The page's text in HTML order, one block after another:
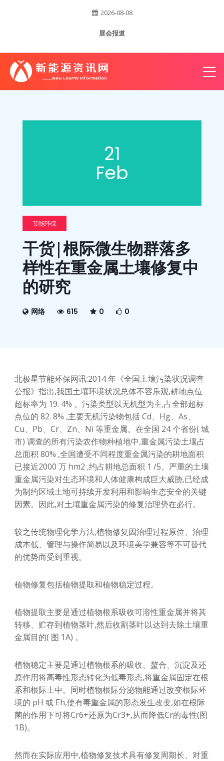
2026-08-08
展会报道
21
Feb
节能环保
干货|根际微生物群落多
样性在重金属土壤修复中
的研究
网络 615 0 0
北极星节能环保网讯:2014 年《全国土壤污染状况调查
公报》指出,我国土壤环境状况总体不容乐观,耕地点位
超标率为 19. 4% 。污染类型以无机型为主,占全部超标
点位的 82. 8% ,主要无机污染物包括 Cd、Hg、As、
Cu、Pb、Cr、Zn、Ni 等重金属。在全国 24 个省份( 城
市) 调查的所有污染农作物种植地中,重金属污染土壤占
总面积 80% ,全国遭受不同程度重金属污染的耕地面积
已接近2000 万 hm2 ,约占耕地总面积 1 /5。严重的土壤
重金属污染对生态环境和人体健康构成巨大威胁,已经成
为制约区域土地可持续开发利用和影响生态安全的关键
因素。因此,对土壤重金属污染的修复治理势在必行。
较之传统物理化学方法,植物修复因治理过程原位、治理
成本低、管理与操作简易以及环境美学兼容等不可替代
的优势而受到重视。
植物修复包括植物提取和植物稳定过程。
植物提取主要是通过植物根系吸收可溶性重金属并将其
转移、贮存到植物茎叶,然后收割茎叶以达到去除土壤重
金属目的( 图 1A) 。
植物稳定主要是通过植物根系的吸收、螯合、沉淀及还
原作用将高毒性形态转化为低毒形态,将重金属固定在根
系和根际土中。同时植物根际分泌物能通过改变根际环
境的 pH 或 Eh,使有毒重金属的形态发生改变,如在根际
菌的作用下可将Cr6+还原为Cr3+,从而降低Cr的毒性(图
1B)。
然而在实际应用中,植物修复技术具有修复周期长、对重